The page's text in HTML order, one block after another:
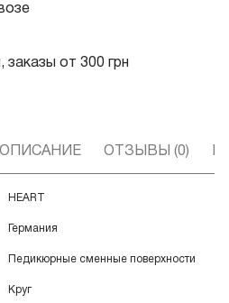
от 300 грн
ОПИСАНИЕ ОТЗЫВЫ (0)
HEART
Германия
Педикюрные сменные поверхности
Круг